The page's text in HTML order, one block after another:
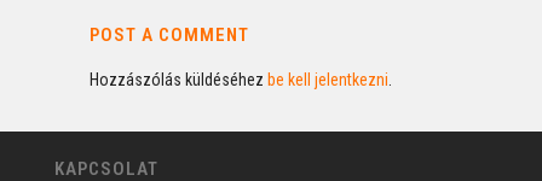
POST A COMMENT
Hozzászólás küldéséhez be kell jelentkezni
KAPCSOLAT